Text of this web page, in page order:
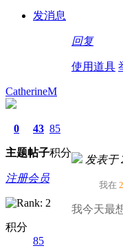
发消息
回复
使用道具
CatherineM
0
主题
43
帖子
85
积分
注册会员
积分
85
发表于
我在
我今天最